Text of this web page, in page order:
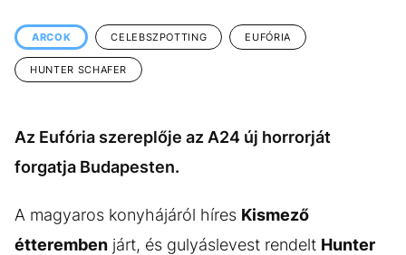
ÉLETMÓD DESIGN
BESZÉLGETÉSEK
ARCOK CELEBSZPOTTING EUFÓRIA
HUNTER SCHAFER
Az Eufória szereplője az A24 új horrorját
forgatja Budapesten.
A magyaros konyhájáról híres Kismező
étteremben járt, és gulyáslevest rendelt Hunter